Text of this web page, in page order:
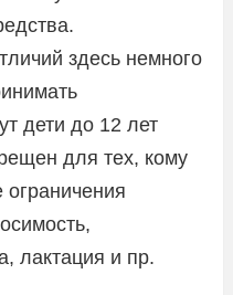
здесь немного
дети до 12 лет
для тех, кому
лактация и пр.